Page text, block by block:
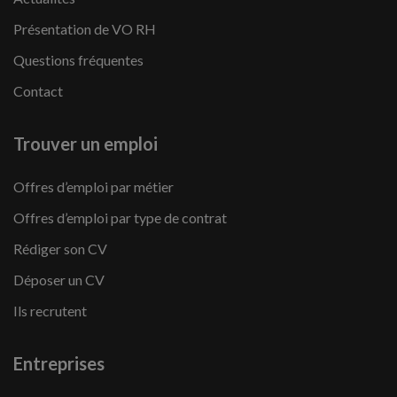
Présentation de VO RH
Questions fréquentes
Contact
Trouver un emploi
Offres d’emploi par métier
Offres d’emploi par type de contrat
Rédiger son CV
Déposer un CV
Ils recrutent
Entreprises